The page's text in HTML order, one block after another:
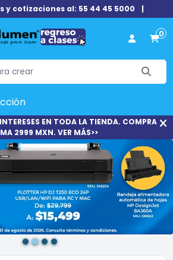
y cotizaciones al: 55 44 45 5000 |
0
EN TODA LA TIENDA. COMPRA
2999 MXN. VER MÁS>>